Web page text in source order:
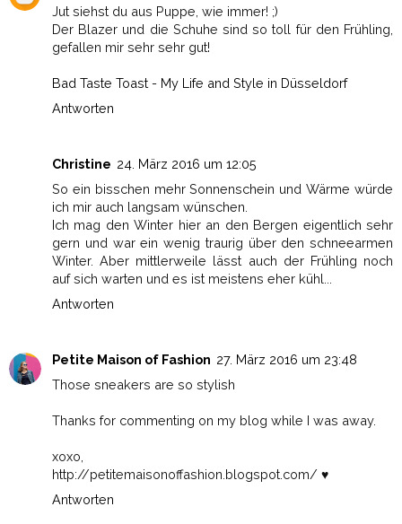
Jut siehst du aus Puppe, wie immer! ;)
Der Blazer und die Schuhe sind so toll für den Frühling,
gefallen mir sehr sehr gut!
Bad Taste Toast - My Life and Style in Düsseldorf
Antworten
Christine 24. März 2016 um 12:05
So ein bisschen mehr Sonnenschein und Wärme würde
ich mir auch langsam wünschen.
Ich mag den Winter hier an den Bergen eigentlich sehr
gern und war ein wenig traurig über den schneearmen
Winter. Aber mittlerweile lässt auch der Frühling noch
auf sich warten und es ist meistens eher kühl...
Antworten
Petite Maison of Fashion 27. März 2016 um 23:48
Those sneakers are so stylish
Thanks for commenting on my blog while I was away.
xoxo,
http://petitemaisonoffashion.blogspot.com/ ♥
Antworten